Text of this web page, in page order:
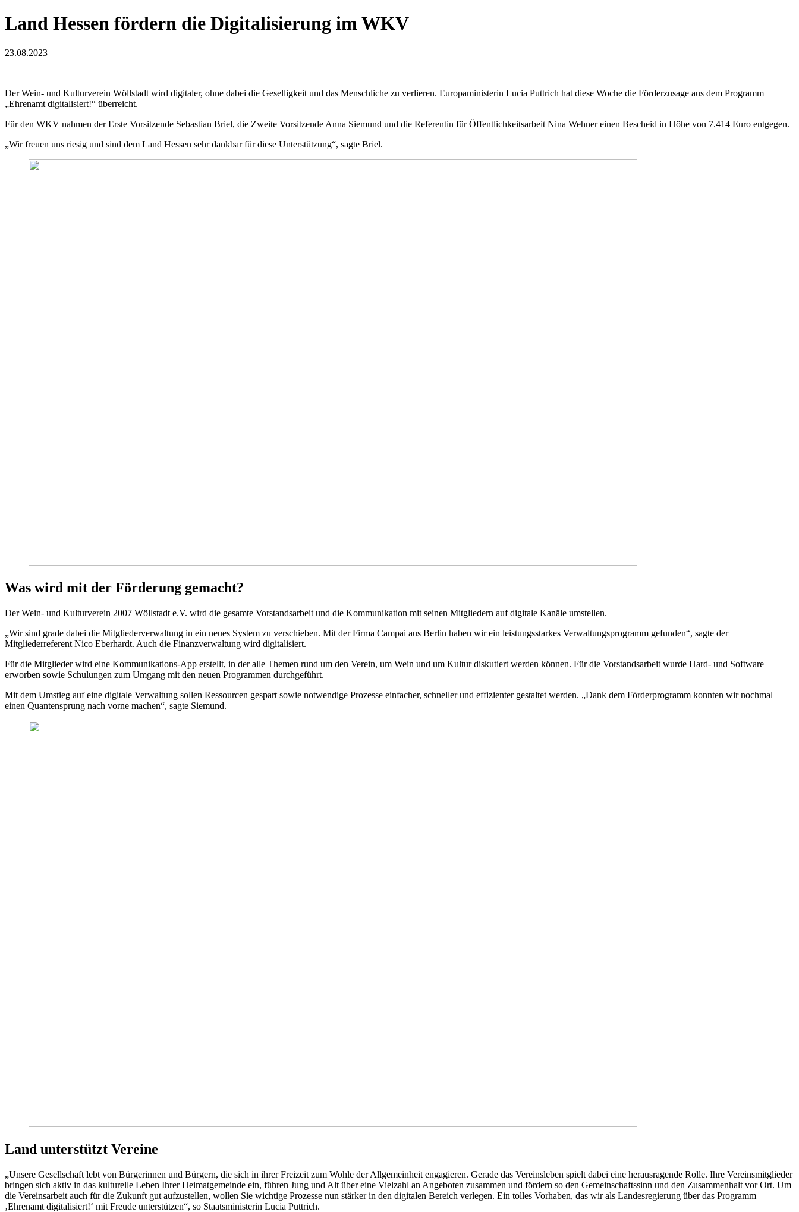
Land Hessen fördern die Digitalisierung im WKV
23.08.2023
Der Wein- und Kulturverein Wöllstadt wird digitaler, ohne dabei die Geselligkeit und das Menschliche zu verlieren. Europaministerin Lucia Puttrich hat diese Woche die Förderzusage aus dem Programm
„Ehrenamt digitalisiert!“ überreicht.
Für den WKV nahmen der Erste Vorsitzende Sebastian Briel, die Zweite Vorsitzende Anna Siemund und die Referentin für Öffentlichkeitsarbeit Nina Wehner einen Bescheid in Höhe von 7.414 Euro entgegen.
„Wir freuen uns riesig und sind dem Land Hessen sehr dankbar für diese Unterstützung“, sagte Briel.
Was wird mit der Förderung gemacht?
Der Wein- und Kulturverein 2007 Wöllstadt e.V. wird die gesamte Vorstandsarbeit und die Kommunikation mit seinen Mitgliedern auf digitale Kanäle umstellen.
„Wir sind grade dabei die Mitgliederverwaltung in ein neues System zu verschieben. Mit der Firma Campai aus Berlin haben wir ein leistungsstarkes Verwaltungsprogramm gefunden“, sagte der
Mitgliederreferent Nico Eberhardt. Auch die Finanzverwaltung wird digitalisiert.
Für die Mitglieder wird eine Kommunikations-App erstellt, in der alle Themen rund um den Verein, um Wein und um Kultur diskutiert werden können. Für die Vorstandsarbeit wurde Hard- und Software
erworben sowie Schulungen zum Umgang mit den neuen Programmen durchgeführt.
Mit dem Umstieg auf eine digitale Verwaltung sollen Ressourcen gespart sowie notwendige Prozesse einfacher, schneller und effizienter gestaltet werden. „Dank dem Förderprogramm konnten wir nochmal
einen Quantensprung nach vorne machen“, sagte Siemund.
Land unterstützt Vereine
„Unsere Gesellschaft lebt von Bürgerinnen und Bürgern, die sich in ihrer Freizeit zum Wohle der Allgemeinheit engagieren. Gerade das Vereinsleben spielt dabei eine herausragende Rolle. Ihre Vereinsmitglieder
bringen sich aktiv in das kulturelle Leben Ihrer Heimatgemeinde ein, führen Jung und Alt über eine Vielzahl an Angeboten zusammen und fördern so den Gemeinschaftssinn und den Zusammenhalt vor Ort. Um
die Vereinsarbeit auch für die Zukunft gut aufzustellen, wollen Sie wichtige Prozesse nun stärker in den digitalen Bereich verlegen. Ein tolles Vorhaben, das wir als Landesregierung über das Programm
‚Ehrenamt digitalisiert!‘ mit Freude unterstützen“, so Staatsministerin Lucia Puttrich.